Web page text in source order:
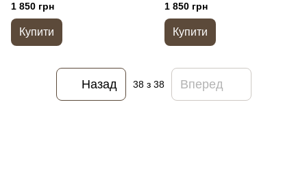
1 850 грн
Купити
1 850 грн
Купити
Назад 38з 38 Вперед